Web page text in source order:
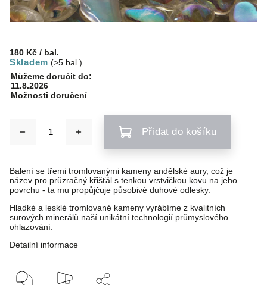
180 Kč / bal.
Skladem (>5 bal.)
Můžeme doručit do:
11.8.2026
Možnosti doručení
Přidat do košíku
Balení se třemi tromlovanými kameny andělské aury, což je
název pro průzračný křišťál s tenkou vrstvičkou kovu na jeho
povrchu - ta mu propůjčuje působivé duhové odlesky.
Hladké a lesklé tromlované kameny vyrábíme z kvalitních
surových minerálů naší unikátní technologií průmyslového
ohlazování.
Detailní informace